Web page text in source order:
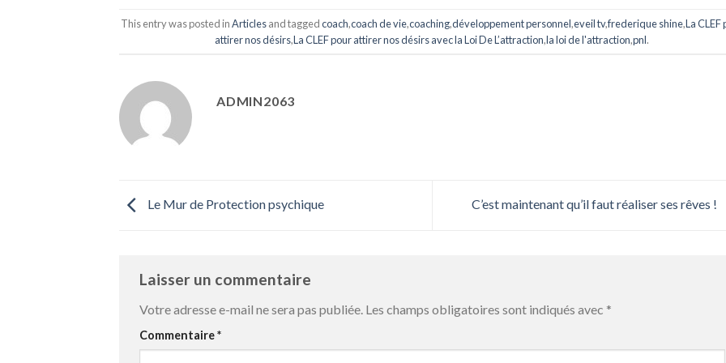
This entry was posted inArticlesand taggedcoach,coach de vie,coaching,développement personnel,eveil tv,frederique shine,La CLEF
attirer nos désirs,La CLEF pour attirer nos désirs avec la Loi De L’attraction,la loi de l'attraction,pnl.
ADMIN2063
Le Mur de Protection psychique C’est maintenant qu’il faut réaliser ses rêves !
Laisser un commentaire
Votre adresse e-mail ne sera pas publiée. Les champs obligatoires sont indiqués avec *
Commentaire*